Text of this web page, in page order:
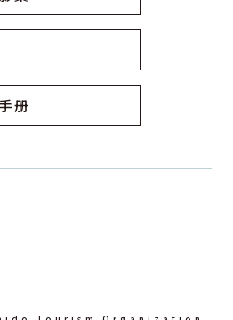
册